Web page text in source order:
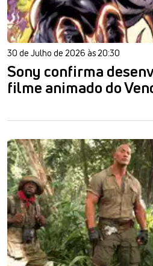
30 de Julho de 2026 às 20:30
Sony confirma
filme animado do